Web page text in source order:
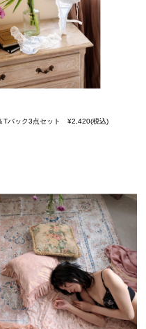
Tバック3点セット ¥2,420(税込)